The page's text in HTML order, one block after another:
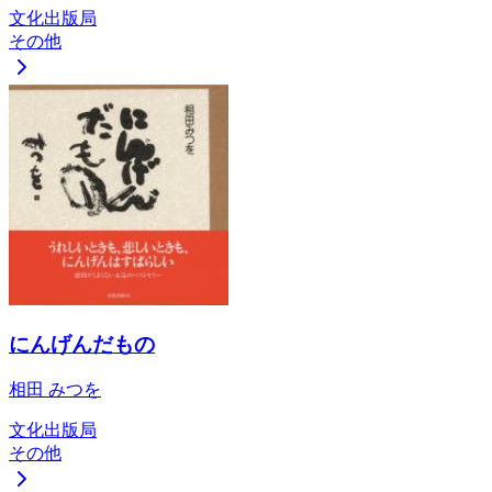
文化出版局
その他
にんげんだもの
相田 みつを
文化出版局
その他